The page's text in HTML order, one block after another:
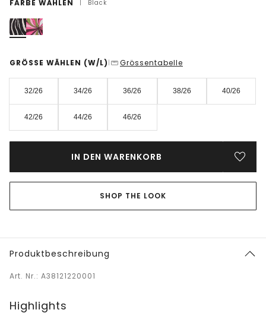
FARBE WÄHLEN | Black
GRÖSSE WÄHLEN (W/L) | Grössentabelle
32/26 34/26 36/26 38/26 40/26
42/26 44/26 46/26
IN DEN WARENKORB
SHOP THE LOOK
Produktbeschreibung
Art. Nr.: A38121220001
Highlights